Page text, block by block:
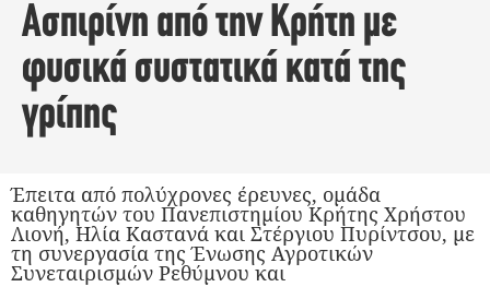
Ασπιρίνη από την Κρήτη με
φυσικά συστατικά κατά της
γρίπης
Έπειτα από πολύχρονες έρευνες, ομάδα
καθηγητών του Πανεπιστημίου Κρήτης Χρήστου
Λιονή, Ηλία Καστανά και Στέργιου Πυρίντσου, με
τη συνεργασία της Ένωσης Αγροτικών
Συνεταιρισμών Ρεθύμνου και